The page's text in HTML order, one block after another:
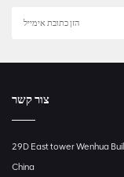
צור קשר
29D East tower Wenhua
China